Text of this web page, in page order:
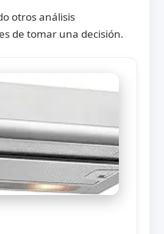
otros análisis
de tomar una decisión.